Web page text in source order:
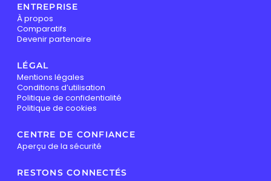
ENTREPRISE
À propos
Comparatifs
Devenir partenaire
LÉGAL
Mentions légales
Conditions d’utilisation
Politique de confidentialité
Politique de cookies
CENTRE DE CONFIANCE
Aperçu de la sécurité
RESTONS CONNECTÉS